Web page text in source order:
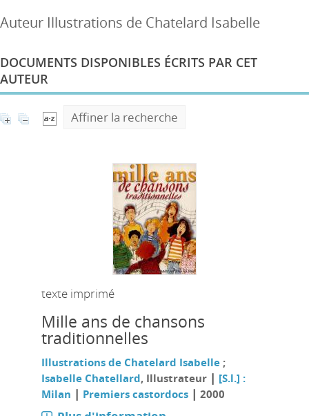
Auteur Illustrations de Chatelard Isabelle
DOCUMENTS DISPONIBLES ÉCRITS PAR CET
AUTEUR
Affiner la recherche
texte imprimé
Mille ans de chansons
traditionnelles
Illustrations de Chatelard Isabelle;
Isabelle Chatellard, Illustrateur | [S.l.] :
Milan | Premiers castordocs| 2000